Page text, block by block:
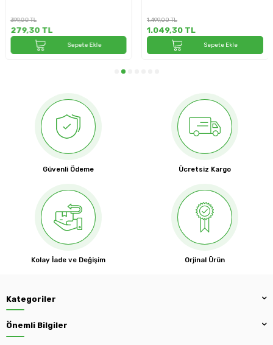
399,00TL
279,30TL
Sepete Ekle
1.499,00TL
1.049,30TL
Sepete Ekle
Güvenli Ödeme Ücretsiz Kargo
Kolay İade ve Değişim Orjinal Ürün
Kategoriler
Önemli Bilgiler